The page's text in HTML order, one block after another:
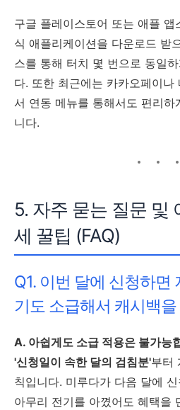
구글 플레이스토어 또는 애플 앱
식 애플리케이션을 다운로드 받
스를 통해 터치 몇 번으로 동일
다. 또한 최근에는 카카오페이나
서 연동 메뉴를 통해서도 편리하
니다.
5. 자주 묻는 질문 및
세 꿀팁 (FAQ)
Q1. 이번 달에 신청하면
기도 소급해서 캐시백
A. 아쉽게도 소급 적용은 불가능
'신청일이 속한 달의 검침분'부터
칙입니다. 미루다가 다음 달에
아무리 전기를 아꼈어도 혜택을